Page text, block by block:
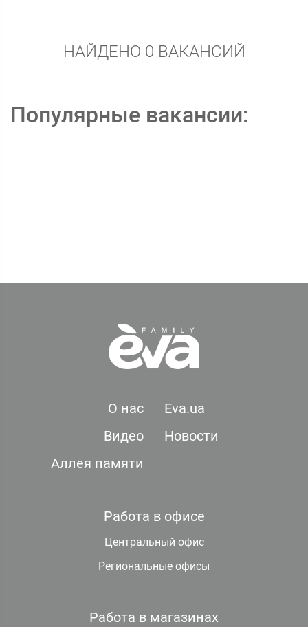
НАЙДЕНО 0 ВАКАНСИЙ
Популярные вакансии:
О нас
Eva.ua
Видео
Новости
Аллея памяти
Работа в офисе
Центральный офис
Региональные офисы
Работа в магазинах